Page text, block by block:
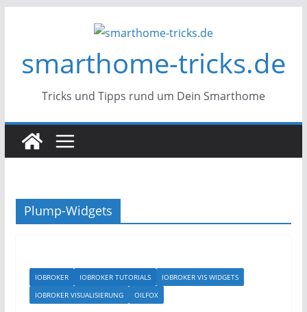
smarthome-tricks.de
Tricks und Tipps rund um Dein Smarthome
Plump-Widgets
IOBROKER IOBROKER TUTORIALS
IOBROKER VIS WIDGETS
IOBROKER VISUALISIERUNG
OILFOX